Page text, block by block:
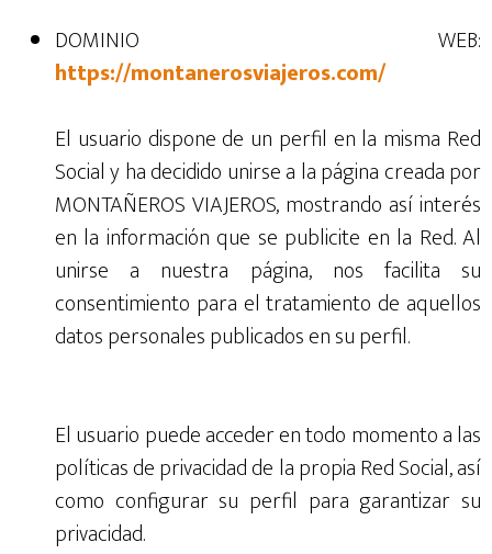
DOMINIO WEB:
https://montanerosviajeros.com/
El usuario dispone de un perfil en la misma Red
Social y ha decidido unirse a la página creada por
MONTAÑEROS VIAJEROS, mostrando así interés
en la información que se publicite en la Red. Al
unirse a nuestra página, nos facilita su
consentimiento para el tratamiento de aquellos
datos personales publicados en su perfil.
El usuario puede acceder en todo momento a las
políticas de privacidad de la propia Red Social, así
como configurar su perfil para garantizar su
privacidad.